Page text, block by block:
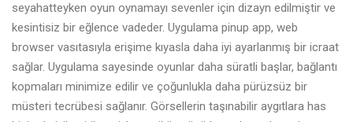
seyahatteyken oyun oynamayı sevenler için dizayn edilmiştir ve
kesintisiz bir eğlence vadeder. Uygulama pinup app, web
browser vasıtasıyla erişime kıyasla daha iyi ayarlanmış bir icraat
sağlar. Uygulama sayesinde oyunlar daha süratli başlar, bağlantı
kopmaları minimize edilir ve çoğunlukla daha pürüzsüz bir
müsteri tecrübesi sağlanır. Görsellerin taşınabilir aygıtlara has